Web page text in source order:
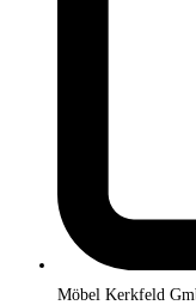
Möbel Kerkfeld